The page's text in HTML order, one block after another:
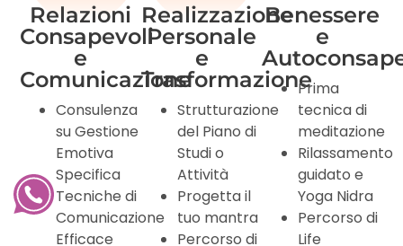
Relazioni
Consapevoli
e
Comunicazione
Consulenza
su Gestione
Emotiva
Specifica
Tecniche di
Comunicazione
Efficace
Realizzazione
Personale
e
Trasformazione
Strutturazione
del Piano di
Studi o
Attività
Progetta il
tuo mantra
Percorso di
Benessere
e
Prima
tecnica di
meditazione
Rilassamento
guidato e
Yoga Nidra
Percorso di
Life